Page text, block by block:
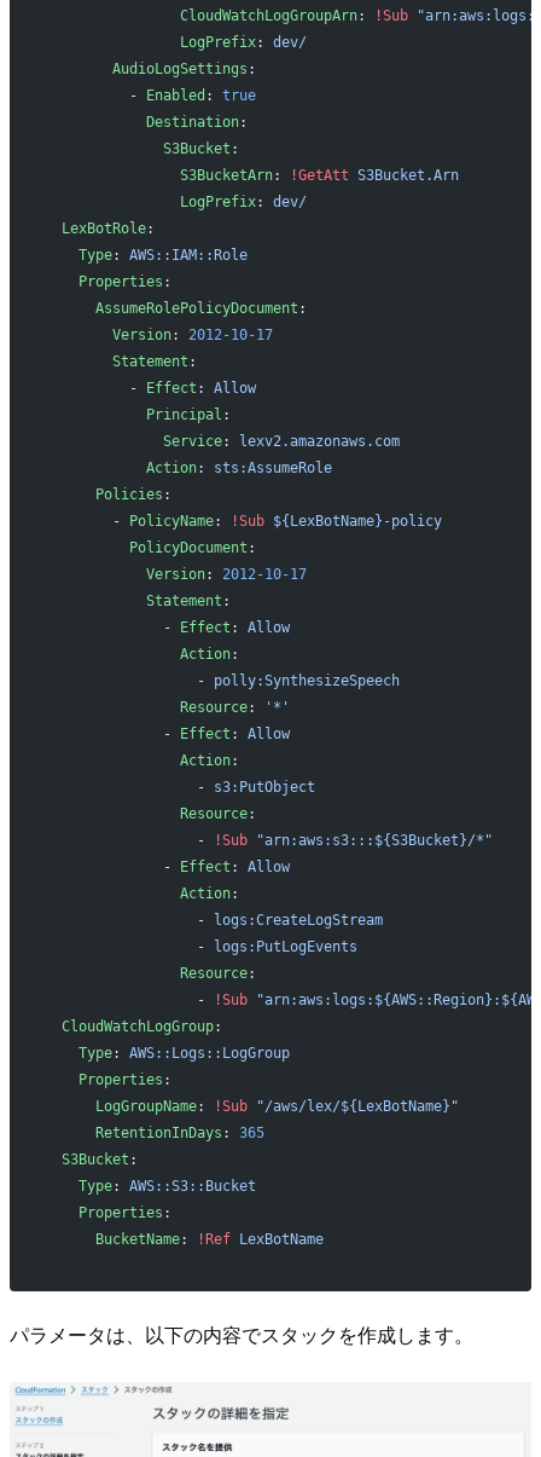
                CloudWatchLogGroupArn
: !Sub
                LogPrefix
: dev/
        AudioLogSettings
:
          -
Enabled : true
            Destination
:
              S3Bucket
:
                S3BucketArn
: !GetAtt S3Bucket.Arn
                LogPrefix
: dev/
  LexBotRole
:
    Type
: AWS::IAM::Role
    Properties
:
      AssumeRolePolicyDocument
:
        Version
: 2012-10-17
        Statement
:
          -
Effect : Allow
            Principal
:
              Service
:
lexv2.amazonaws.com
            Action
: sts:AssumeRole
      Policies
:
        -
PolicyName: !Sub ${LexBotName}-policy
          PolicyDocument
:
            Version
: 2012-10-17
            Statement
:
              -
Effect : Allow
                Action
:
                  -
polly:SynthesizeSpeech
                Resource
:
'*'
              -
Effect : Allow
                Action
:
                  -
s3:PutObject
                Resource
:
                  -
!Sub "arn:aws:s3:::${S3Bucket}/*"
              -
Effect : Allow
                Action
:
                  -
logs:CreateLogStream
                  -
logs:PutLogEvents
                Resource
:
                  -
!Sub
  CloudWatchLogGroup
:
    Type
: AWS::Logs::LogGroup
    Properties
:
      LogGroupName
: !Sub "/aws/lex/${LexBotName}"
      RetentionInDays
: 365
  S3Bucket
:
    Type
: AWS::S3::Bucket
    Properties
:
      BucketName
: !Ref LexBotName
パラメータは、以下の内容でスタックを作成します。